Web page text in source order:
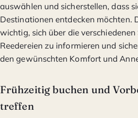
auswählen und sicherstellen, dass
Destinationen entdecken möchten.
wichtig, sich über die
Reedereien zu informieren und
den gewünschten Komfort und
Frühzeitig buchen und
treffen